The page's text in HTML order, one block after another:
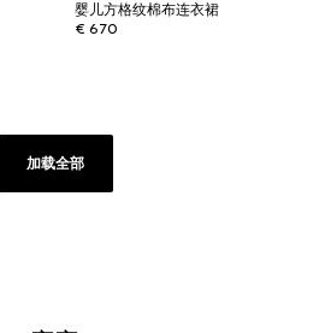
婴儿方格纹棉布连衣裙
€ 670
加载全部